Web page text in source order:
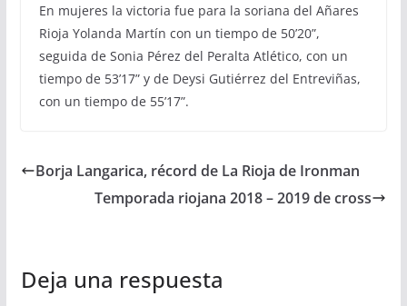
En mujeres la victoria fue para la soriana del Añares
Rioja Yolanda Martín con un tiempo de 50’20”,
seguida de Sonia Pérez del Peralta Atlético, con un
tiempo de 53’17” y de Deysi Gutiérrez del Entreviñas,
con un tiempo de 55’17”.
Borja Langarica, récord de La Rioja de Ironman
Temporada riojana 2018 – 2019 de cross
Deja una respuesta